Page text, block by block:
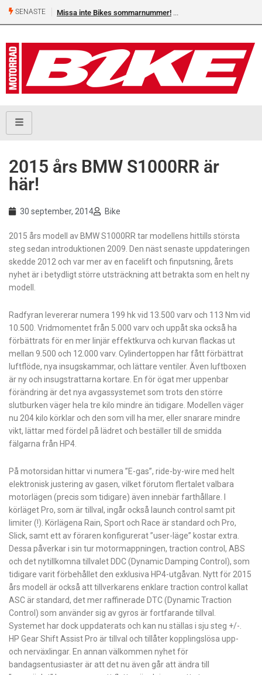
SENASTE Missa inte Bikes sommarnummer!
2015 års BMW S1000RR är
här!
30 september, 2014 Bike
2015 års modell av BMW S1000RR tar modellens hittills största
steg sedan introduktionen 2009. Den näst senaste uppdateringen
skedde 2012 och var mer av en facelift och finputsning, årets
nyhet är i betydligt större utsträckning att betrakta som en helt ny
modell.
Radfyran levererar numera 199 hk vid 13.500 varv och 113 Nm vid
10.500. Vridmomentet från 5.000 varv och uppåt ska också ha
förbättrats för en mer linjär effektkurva och kurvan flackas ut
mellan 9.500 och 12.000 varv. Cylindertoppen har fått förbättrat
luftflöde, nya insugskammar, och lättare ventiler. Även luftboxen
är ny och insugstrattarna kortare. En för ögat mer uppenbar
förändring är det nya avgassystemet som trots den större
slutburken väger hela tre kilo mindre än tidigare. Modellen väger
nu 204 kilo körklar och den som vill ha mer, eller snarare mindre
vikt, lättar med fördel på lädret och beställer till de smidda
fälgarna från HP4.
På motorsidan hittar vi numera ”E-gas”, ride-by-wire med helt
elektronisk justering av gasen, vilket förutom flertalet valbara
motorlägen (precis som tidigare) även innebär farthållare. I
körläget Pro, som är tillval, ingår också launch control samt pit
limiter (!). Körlägena Rain, Sport och Race är standard och Pro,
Slick, samt ett av föraren konfigurerat ”user-läge” kostar extra.
Dessa påverkar i sin tur motormappningen, traction control, ABS
och det nytillkomna tillvalet DDC (Dynamic Damping Control), som
tidigare varit förbehållet den exklusiva HP4-utgåvan. Nytt för 2015
års modell är också att tillverkarens enklare traction control kallat
ASC är standard, det mer raffinerade DTC (Dynamic Traction
Control) som använder sig av gyros är fortfarande tillval.
Systemet har dock uppdaterats och kan nu ställas i sju steg +/-.
HP Gear Shift Assist Pro är tillval och tillåter kopplingslösa upp-
och nerväxlingar. En annan välkommen nyhet för
bandagsentusiaster är att det nu även går att ändra till